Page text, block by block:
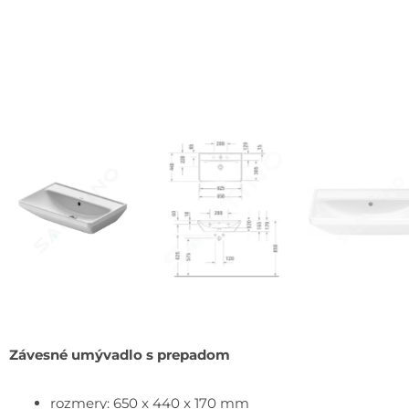
Závesné umývadlo s prepadom
rozmery: 650 x 440 x 170 mm